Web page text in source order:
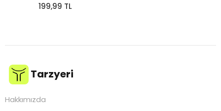
199,99 TL
Tarzyeri
Hakkımızda